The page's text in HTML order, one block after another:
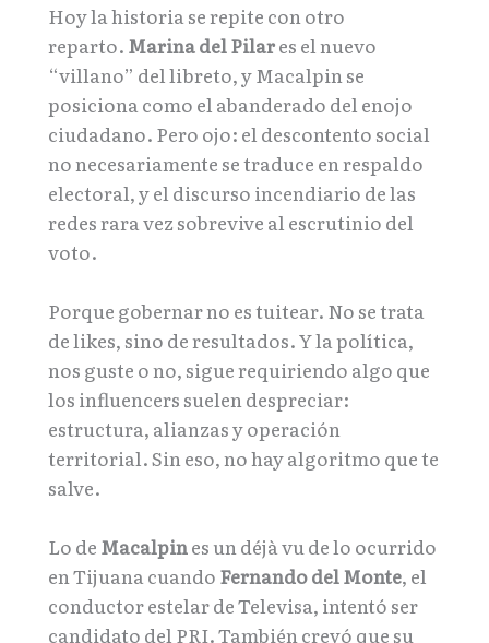
Hoy la historia se repite con otro
reparto. Marina del Pilares el nuevo
“villano” del libreto, y Macalpin se
posiciona como el abanderado del enojo
ciudadano. Pero ojo: el descontento social
no necesariamente se traduce en respaldo
electoral, y el discurso incendiario de las
redes rara vez sobrevive al escrutinio del
voto.
Porque gobernar no es tuitear. No se trata
de likes, sino de resultados. Y la política,
nos guste o no, sigue requiriendo algo que
los influencers suelen despreciar:
estructura, alianzas y operación
territorial. Sin eso, no hay algoritmo que te
salve.
Lo de Macalpines un déjà vu de lo ocurrido
en Tijuana cuando Fernando del Monte, el
conductor estelar de Televisa, intentó ser
candidato del PRI. También creyó que su